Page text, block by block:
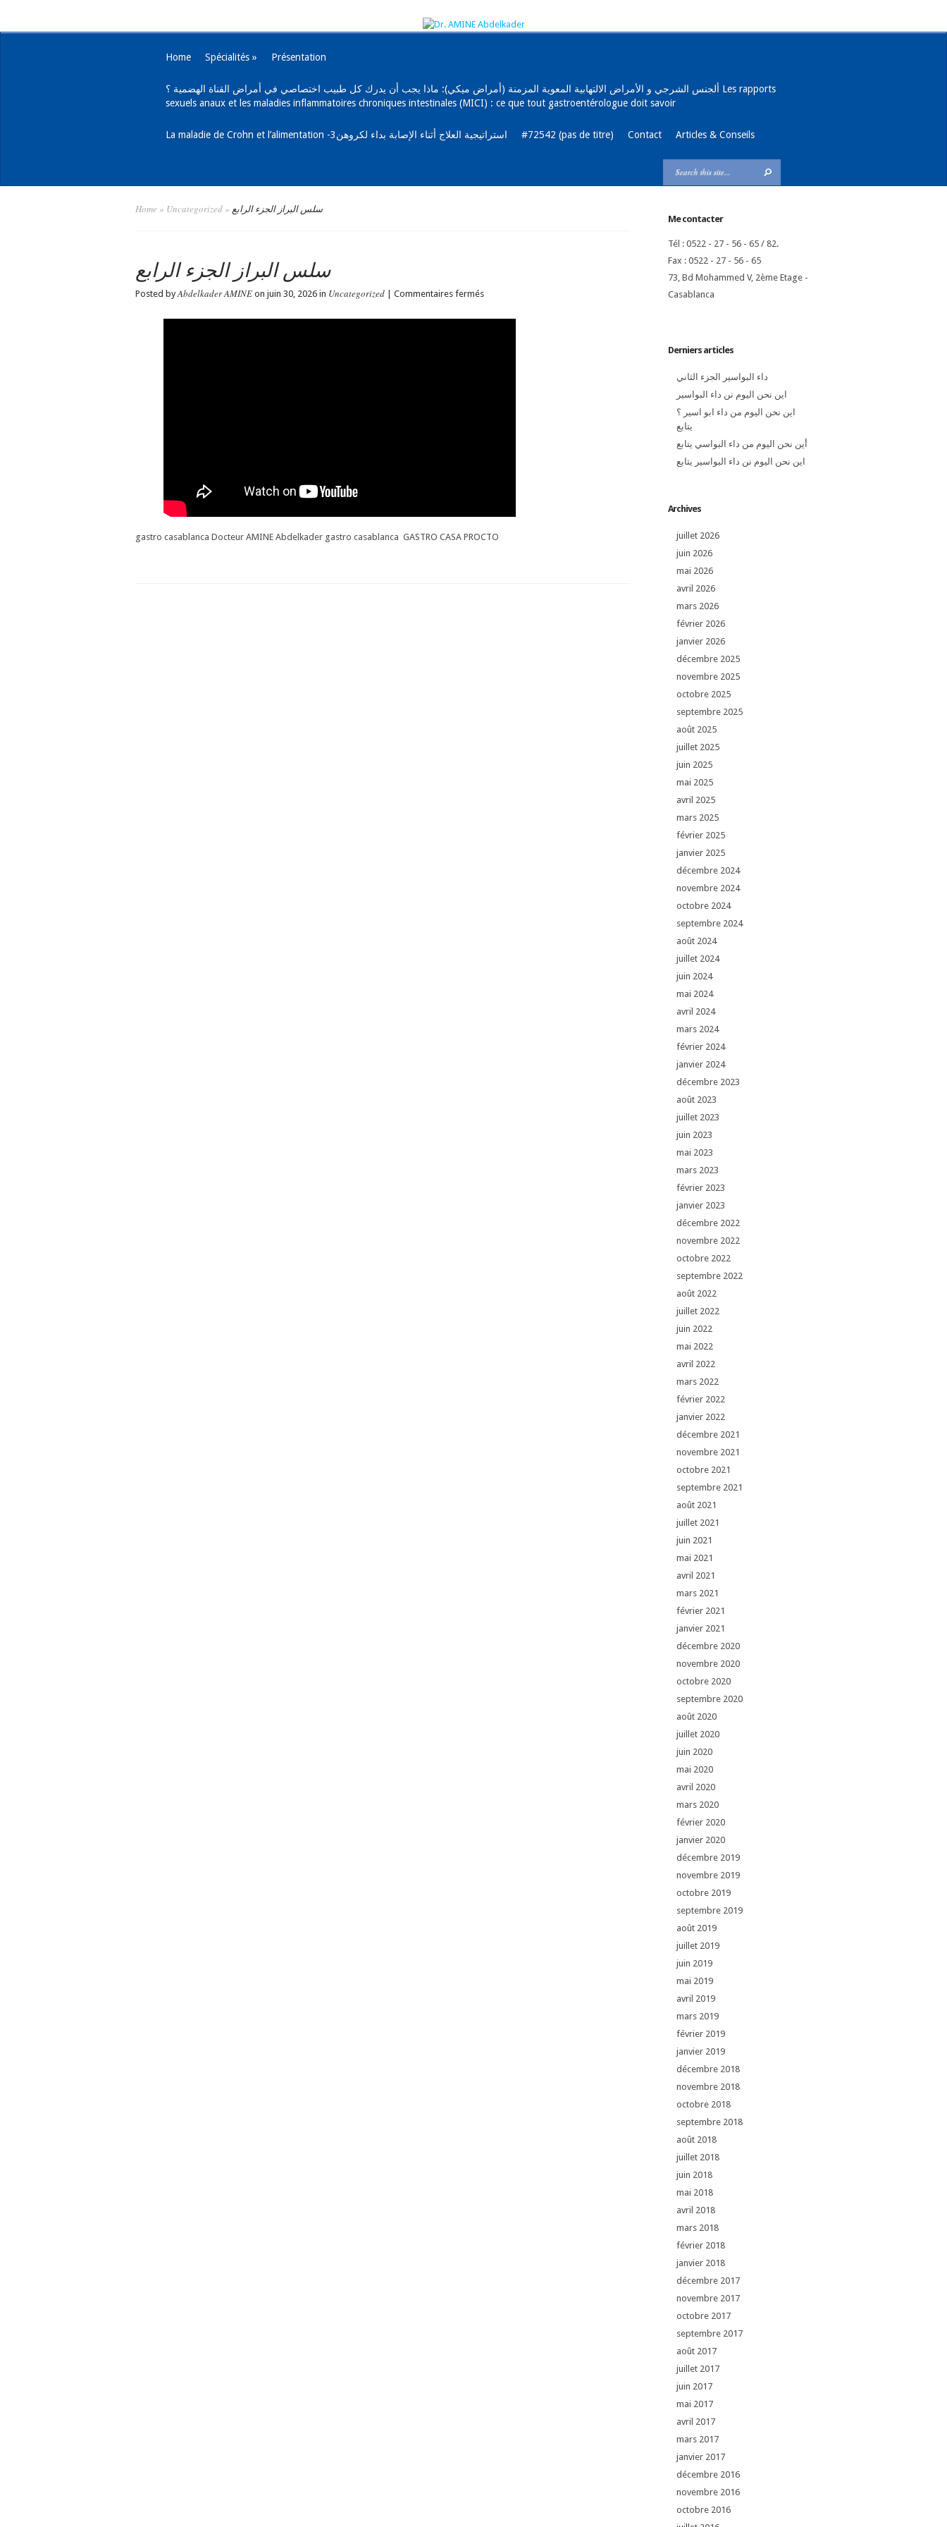
Home Spécialités » Présentation
ألجنس الشرجي و الأمراض الالتهابية المعوية المزمنة (أمراض ميكي): ماذا يجب أن يدرك كل طبيب اختصاصي في أمراض القناة الهضمية ؟ Les rapports
sexuels anaux et les maladies inflammatoires chroniques intestinales (MICI) : ce que tout gastroentérologue doit savoir
La maladie de Crohn et l’alimentation -3استراتيجية العلاج أثناء الإصابة بداء لكروهن #72542 (pas de titre) Contact Articles & Conseils
Home » Uncategorized» سلس البراز الجزء الرابع
سلس البراز الجزء الرابع
Posted byAbdelkader AMINEon juin 30, 2026 in Uncategorized Commentaires ferméssur
البراز
gastro casablanca Docteur AMINE Abdelkader gastro casablanca GASTRO CASA PROCTO
Me contacter
Tél : 0522 - 27 - 56 - 65 / 82.
Fax : 0522 - 27 - 56 - 65
73, Bd Mohammed V, 2ème Etage -
Casablanca
Derniers articles
داء البواسير الجزء الثاني
اين نحن اليوم نن داء البواسير
اين نحن اليوم من داء ابو اسير ؟
يتابع
أين نحن اليوم من داء البواسي يتابع
اين نحن اليوم نن داء البواسير يتابع
Archives
juillet 2026
juin 2026
mai 2026
avril 2026
mars 2026
février 2026
janvier 2026
décembre 2025
novembre 2025
octobre 2025
septembre 2025
août 2025
juillet 2025
juin 2025
mai 2025
avril 2025
mars 2025
février 2025
janvier 2025
décembre 2024
novembre 2024
octobre 2024
septembre 2024
août 2024
juillet 2024
juin 2024
mai 2024
avril 2024
mars 2024
février 2024
janvier 2024
décembre 2023
août 2023
juillet 2023
juin 2023
mai 2023
mars 2023
février 2023
janvier 2023
décembre 2022
novembre 2022
octobre 2022
septembre 2022
août 2022
juillet 2022
juin 2022
mai 2022
avril 2022
mars 2022
février 2022
janvier 2022
décembre 2021
novembre 2021
octobre 2021
septembre 2021
août 2021
juillet 2021
juin 2021
mai 2021
avril 2021
mars 2021
février 2021
janvier 2021
décembre 2020
novembre 2020
octobre 2020
septembre 2020
août 2020
juillet 2020
juin 2020
mai 2020
avril 2020
mars 2020
février 2020
janvier 2020
décembre 2019
novembre 2019
octobre 2019
septembre 2019
août 2019
juillet 2019
juin 2019
mai 2019
avril 2019
mars 2019
février 2019
janvier 2019
décembre 2018
novembre 2018
octobre 2018
septembre 2018
août 2018
juillet 2018
juin 2018
mai 2018
avril 2018
mars 2018
février 2018
janvier 2018
décembre 2017
novembre 2017
octobre 2017
septembre 2017
août 2017
juillet 2017
juin 2017
mai 2017
avril 2017
mars 2017
janvier 2017
décembre 2016
novembre 2016
octobre 2016